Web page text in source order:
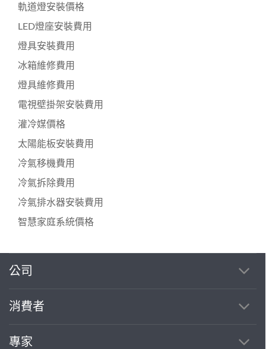
軌道燈安裝價格
LED燈座安裝費用
燈具安裝費用
冰箱維修費用
燈具維修費用
電視壁掛架安裝費用
灌冷媒價格
太陽能板安裝費用
冷氣移機費用
冷氣拆除費用
冷氣排水器安裝費用
智慧家庭系統價格
公司
消費者
專家